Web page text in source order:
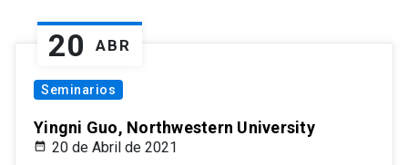
20 ABR
Seminarios
Yingni Guo, Northwestern University
20 de Abril de 2021